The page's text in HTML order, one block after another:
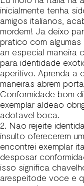
inicialmente tenha
amigos italianos,
mordem! Ja deixo
pratico com
an especial maneira
para identidade
aperitivo. Aprenda a
maneiras abrem
Conformidade bom
exemplar aldeao
adotavel boca.
2. Nao rejeite
insulto oferecerem
encontrei exemplar
desposar
isso significa
arespeitode voce e